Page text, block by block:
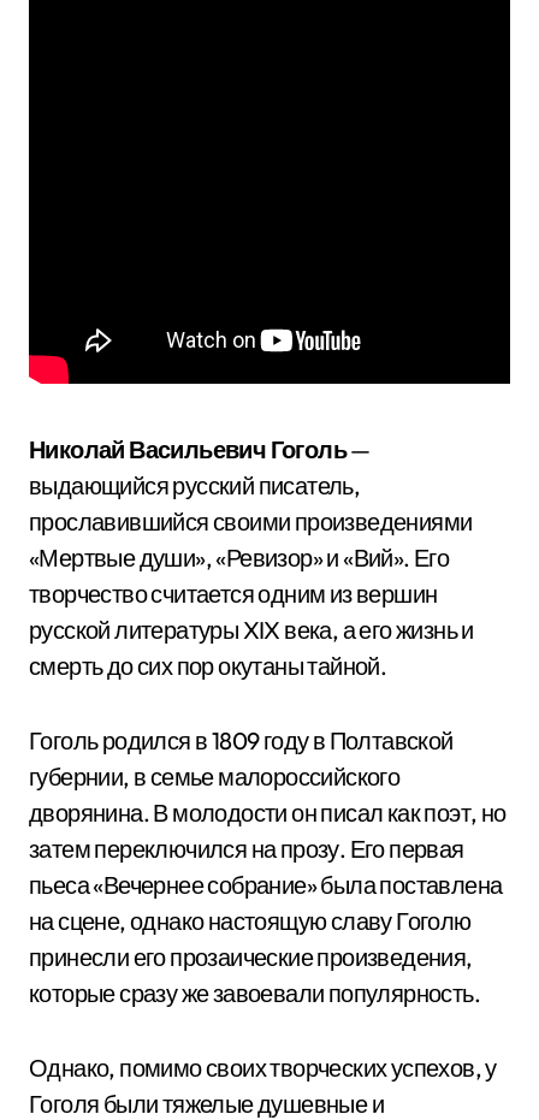
Николай Васильевич Гоголь—
выдающийся русский писатель,
прославившийся своими произведениями
«Мертвые души», «Ревизор» и «Вий». Его
творчество считается одним из вершин
русской литературы XIX века, а его жизнь и
смерть до сих пор окутаны тайной.
Гоголь родился в 1809 году в Полтавской
губернии, в семье малороссийского
дворянина. В молодости он писал как поэт, но
затем переключился на прозу. Его первая
пьеса «Вечернее собрание» была поставлена
на сцене, однако настоящую славу Гоголю
принесли его прозаические произведения,
которые сразу же завоевали популярность.
Однако, помимо своих творческих успехов, у
Гоголя были тяжелые душевные и